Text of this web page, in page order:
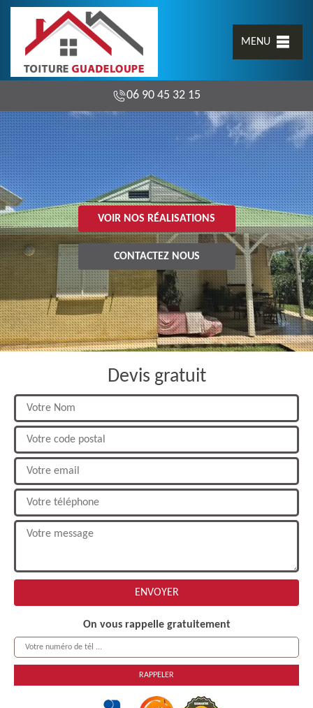
MENU
06 90 45 32 15
VOIR NOS RÉALISATIONS
CONTACTEZ NOUS
Devis gratuit
On vous rappelle gratuitement